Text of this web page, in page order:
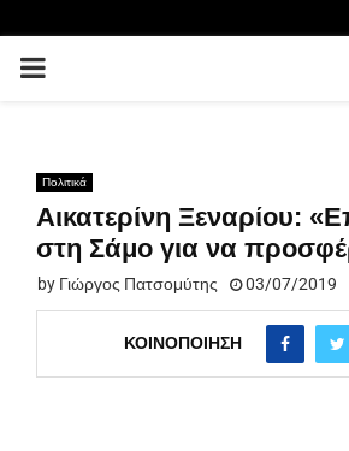
PRIMARY
Πολιτικά
Αικατερίνη Ξεναρίου:
στη Σάμο για να
by Γιώργος Πατσομύτης 03/07/2019
ΚΟΙΝΟΠΟΊΗΣΗ